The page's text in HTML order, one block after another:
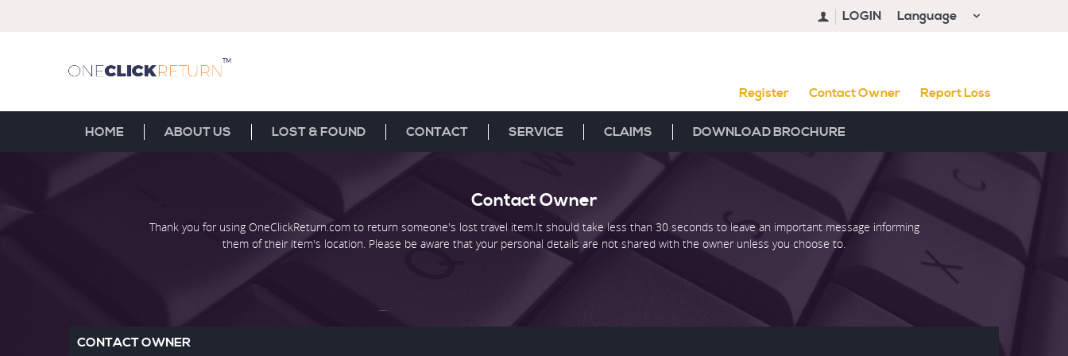
LOGIN Language
Register Contact Owner Report Loss
HOME ABOUT US LOST & FOUND CONTACT SERVICE CLAIMS DOWNLOAD BROCHURE
Contact Owner
Thank you for using OneClickReturn.com to return someone's lost travel item.It should take less than 30 seconds to leave an important message informing
them of their item's location. Please be aware that your personal details are not shared with the owner unless you choose to.
CONTACT OWNER